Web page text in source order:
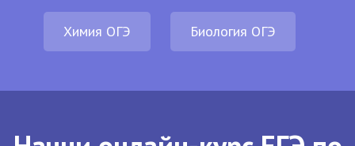
Химия ОГЭ Биология ОГЭ